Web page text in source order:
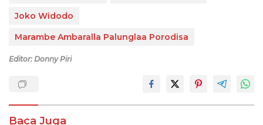
Joko Widodo
Marambe Ambaralla Palunglaa Porodisa
Editor: Donny Piri
Baca Juga